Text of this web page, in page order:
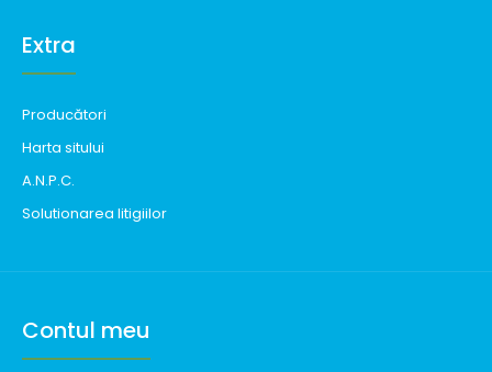
Extra
Producători
Harta sitului
A.N.P.C.
Solutionarea litigiilor
Contul meu